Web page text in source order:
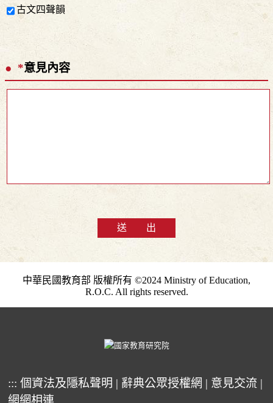
古文四聲韻
*意見內容
送 出
中華民國教育部 版權所有 ©2024 Ministry of Education,
R.O.C. All rights reserved.
::: 個資法及隱私聲明 | 辭典公眾授權網 | 意見交流 |
網網相連